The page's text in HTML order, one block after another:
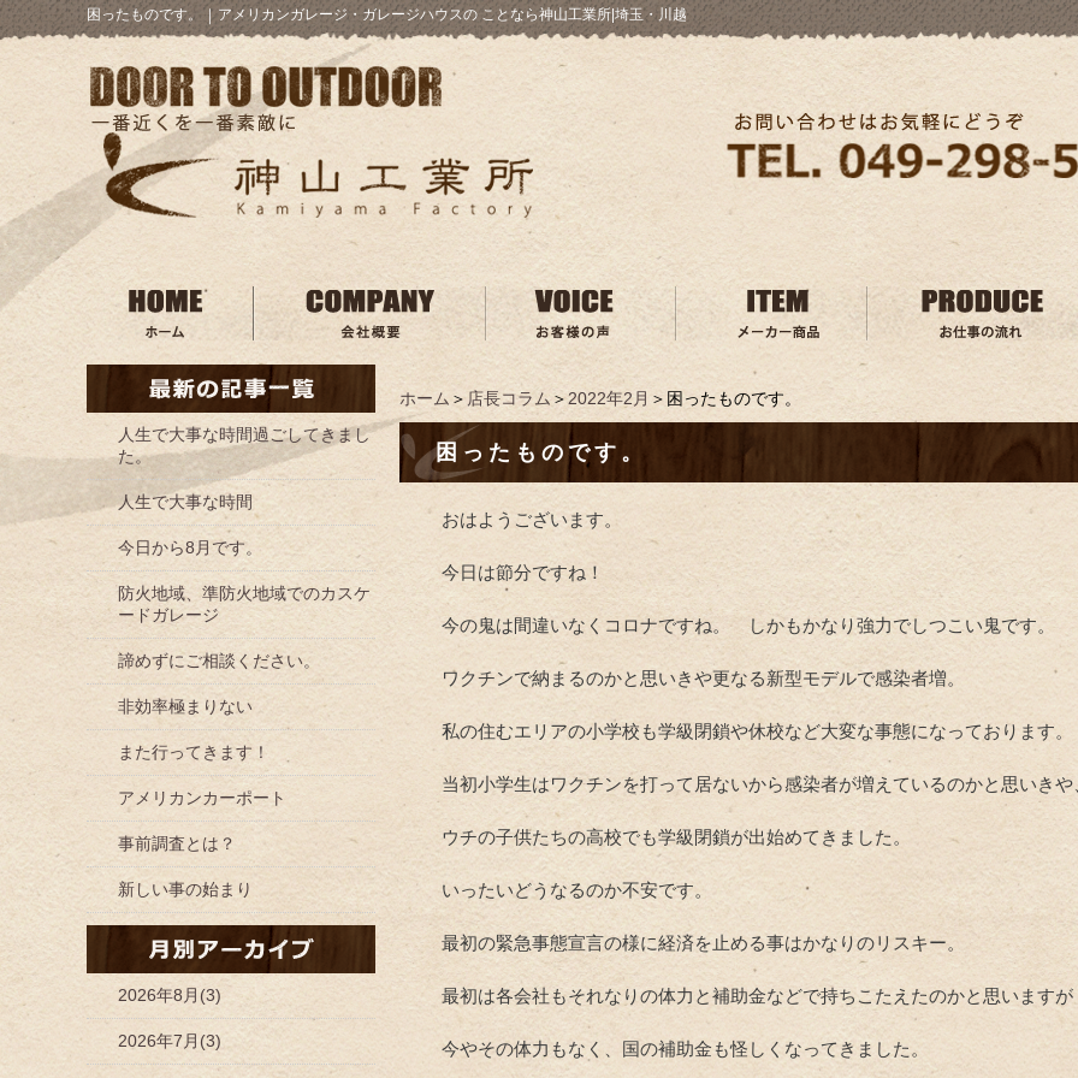
困ったものです。｜ アメリカンガレージ・ガレージハウスの ことなら神山工業所|埼玉・川越
ホーム ＞店長コラム ＞2022年2月 ＞困ったものです。
困ったものです。
おはようございます。
今日は節分ですね！
今の鬼は間違いなくコロナですね。 しかもかなり強力でしつこい鬼です。
ワクチンで納まるのかと思いきや更なる新型モデルで感染者増。
私の住むエリアの小学校も学級閉鎖や休校など大変な事態になっております。
当初小学生はワクチンを打って居ないから感染者が増えているのかと思いきや
ウチの子供たちの高校でも学級閉鎖が出始めてきました。
いったいどうなるのか不安です。
最初の緊急事態宣言の様に経済を止める事はかなりのリスキー。
最初は各会社もそれなりの体力と補助金などで持ちこたえたのかと思いますが
今やその体力もなく、国の補助金も怪しくなってきました。
人生で大事な時間過ごしてきまし
た。
人生で大事な時間
今日から8月です。
防火地域、準防火地域でのカスケ
ードガレージ
諦めずにご相談ください。
非効率極まりない
また行ってきます！
アメリカンカーポート
事前調査とは？
新しい事の始まり
2026年8月(3)
2026年7月(3)